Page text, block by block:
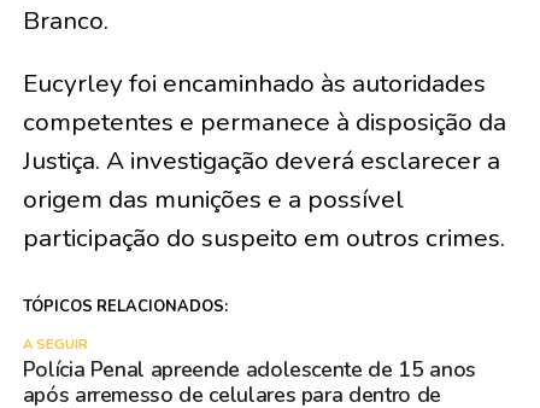
Branco.
Eucyrley foi encaminhado às autoridades
competentes e permanece à disposição da
Justiça. A investigação deverá esclarecer a
origem das munições e a possível
participação do suspeito em outros crimes.
TÓPICOS RELACIONADOS:
A SEGUIR
Polícia Penal apreende adolescente de 15 anos
após arremesso de celulares para dentro de